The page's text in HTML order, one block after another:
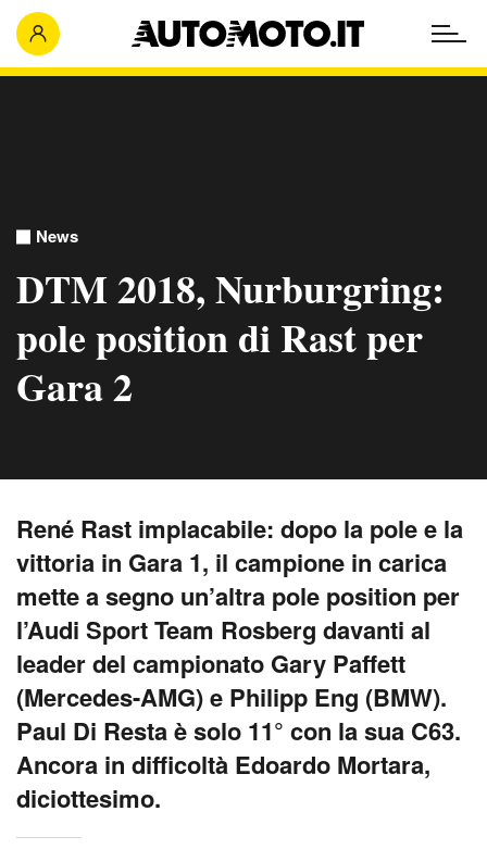
News
DTM 2018, Nurburgring:
pole position di Rast per
Gara 2
René Rast implacabile: dopo la pole e la
vittoria in Gara 1, il campione in carica
mette a segno un’altra pole position per
l’Audi Sport Team Rosberg davanti al
leader del campionato Gary Paffett
(Mercedes-AMG) e Philipp Eng (BMW).
Paul Di Resta è solo 11° con la sua C63.
Ancora in difficoltà Edoardo Mortara,
diciottesimo.